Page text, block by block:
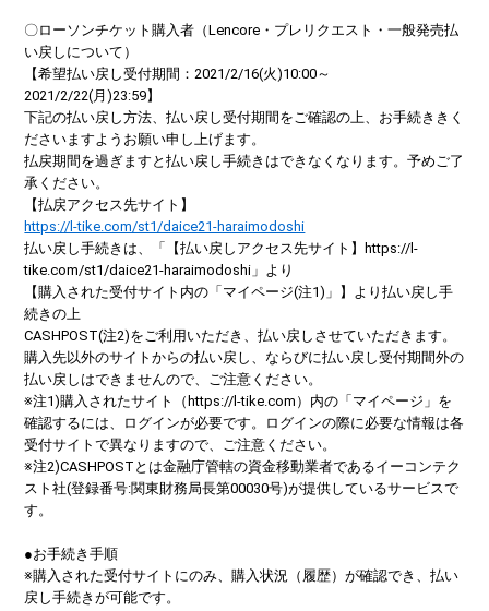
〇ローソンチケット購入者（Lencore・プレリクエスト・一般発売払
い戻しについて）
【希望払い戻し受付期間：2021/2/16(火)10:00～
2021/2/22(月)23:59】
下記の払い戻し方法、払い戻し受付期間をご確認の上、お手続ききく
ださいますようお願い申し上げます。
払戻期間を過ぎますと払い戻し手続きはできなくなります。予めご了
承ください。
【払戻アクセス先サイト】
https://l-tike.com/st1/daice21-haraimodoshi
払い戻し手続きは、「【払い戻しアクセス先サイト】https://l-
tike.com/st1/daice21-haraimodoshi」より
【購入された受付サイト内の「マイページ(注1)」】より払い戻し手
続きの上
CASHPOST(注2)をご利用いただき、払い戻しさせていただきます。
購入先以外のサイトからの払い戻し、ならびに払い戻し受付期間外の
払い戻しはできませんので、ご注意ください。
※注1)購入されたサイト（https://l-tike.com）内の「マイページ」を
確認するには、ログインが必要です。ログインの際に必要な情報は各
受付サイトで異なりますので、ご注意ください。
※注2)CASHPOSTとは金融庁管轄の資金移動業者であるイーコンテク
スト社(登録番号:関東財務局長第00030号)が提供しているサービスで
す。
●お手続き手順
※購入された受付サイトにのみ、購入状況（履歴）が確認でき、払い
戻し手続きが可能です。